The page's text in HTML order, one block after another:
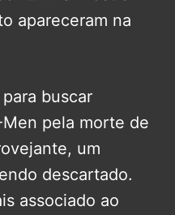
apareceram na
buscar
pela morte de
um
descartado.
associado ao